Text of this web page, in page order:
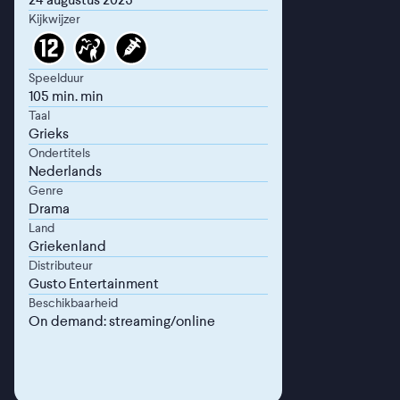
Kijkwijzer
Speelduur
105 min. min
Taal
Grieks
Ondertitels
Nederlands
Genre
Drama
Land
Griekenland
Distributeur
Gusto Entertainment
Beschikbaarheid
On demand: streaming/online